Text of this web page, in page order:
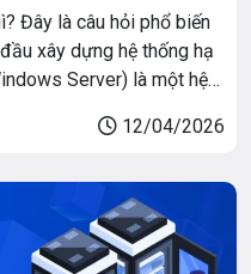
Đây là câu hỏi phổ biến
xây dựng hệ thống hạ
Server) là một hệ
cho […]
12/04/2026